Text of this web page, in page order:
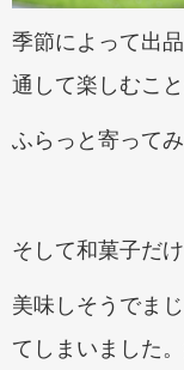
季節によって出
通して楽しむこと
ふらっと寄って
そして和菓子だ
美味しそうでま
てしまいました